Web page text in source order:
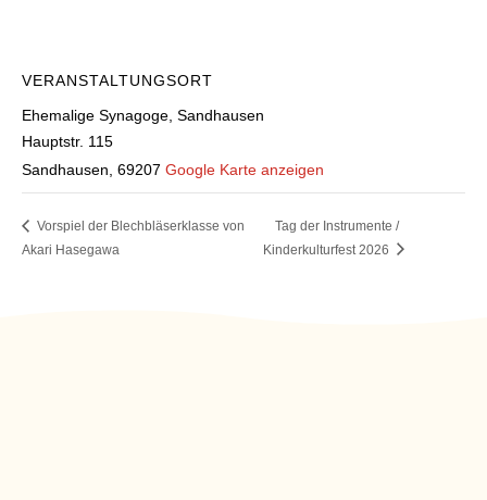
VERANSTALTUNGSORT
Ehemalige Synagoge, Sandhausen
Hauptstr. 115
Sandhausen 69207 Google Karte anzeigen
Vorspiel der Blechbläserklasse von
Akari Hasegawa
Tag der Instrumente /
Kinderkulturfest 2026